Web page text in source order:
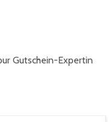
Gutschein-Expertin